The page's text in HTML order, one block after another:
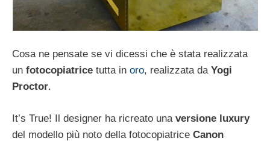
Cosa ne pensate se vi dicessi che è stata realizzata
un fotocopiatrice tutta in oro, realizzata da Yogi
Proctor.
It’s True! Il designer ha ricreato una versione luxury
del modello più noto della fotocopiatrice Canon